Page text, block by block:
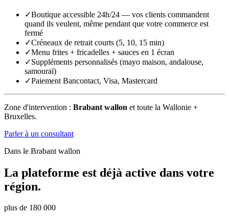
✓Boutique accessible 24h/24 — vos clients commandent
quand ils veulent, même pendant que votre commerce est
fermé
✓Créneaux de retrait courts (5, 10, 15 min)
✓Menu frites + fricadelles + sauces en 1 écran
✓Suppléments personnalisés (mayo maison, andalouse,
samouraï)
✓Paiement Bancontact, Visa, Mastercard
Zone d'intervention : Brabant wallon et toute la Wallonie +
Bruxelles.
Parler à un consultant
Dans le Brabant wallon
La plateforme est déjà active dans votre
région.
plus de 180 000